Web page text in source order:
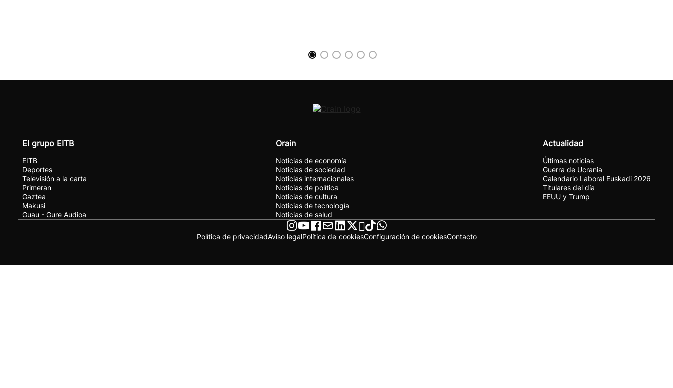
El grupo EITB
EITB
Deportes
Televisión a la carta
Primeran
Gaztea
Makusi
Guau - Gure Audioa
Orain
Noticias de economía
Noticias de sociedad
Noticias internacionales
Noticias de política
Noticias de cultura
Noticias de tecnología
Noticias de salud
Actualidad
Últimas noticias
Guerra de Ucrania
Calendario Laboral Euskadi 2026
Titulares del día
EEUU y Trump
Política de privacidadAviso legalPolítica de cookiesConfiguración de cookiesContacto